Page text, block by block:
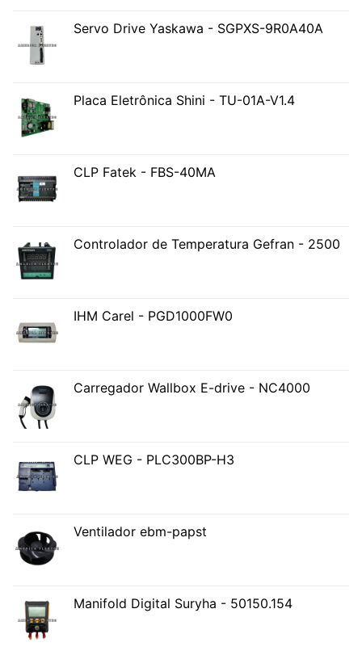
Servo Drive Yaskawa - SGPXS-9R0A40A
Placa Eletrônica Shini - TU-01A-V1.4
CLP Fatek - FBS-40MA
Controlador de Temperatura Gefran - 2500
IHM Carel - PGD1000FW0
Carregador Wallbox E-drive - NC4000
CLP WEG - PLC300BP-H3
Ventilador ebm-papst
Manifold Digital Suryha - 50150.154